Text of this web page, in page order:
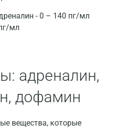
- 0 – 140 пг/мл
мл
адреналин,
дофамин
вещества, которые